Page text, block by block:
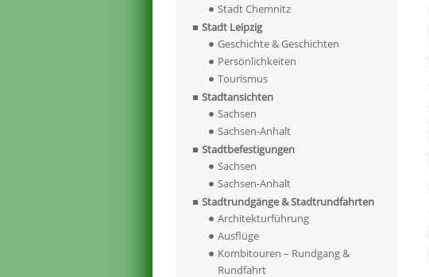
Stadt Chemnitz
Stadt Leipzig
Geschichte & Geschichten
Persönlichkeiten
Tourismus
Stadtansichten
Sachsen
Sachsen-Anhalt
Stadtbefestigungen
Sachsen
Sachsen-Anhalt
Stadtrundgänge & Stadtrundfahrten
Architekturführung
Ausflüge
Kombitouren – Rundgang &
Rundfahrt